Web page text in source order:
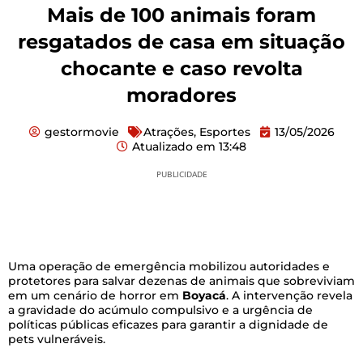
Mais de 100 animais foram
resgatados de casa em situação
chocante e caso revolta
moradores
gestormovie Atrações, Esportes
13/05/2026
Atualizado em 13:48
PUBLICIDADE
Uma operação de emergência mobilizou autoridades e
protetores para salvar dezenas de animais que sobreviviam
em um cenário de horror em Boyacá. A intervenção revela
a gravidade do acúmulo compulsivo e a urgência de
políticas públicas eficazes para garantir a dignidade de
pets vulneráveis.